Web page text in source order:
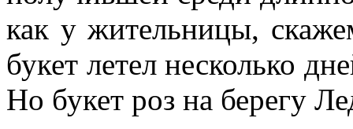
как у жительницы,
букет летел несколько
Но букет роз на берегу